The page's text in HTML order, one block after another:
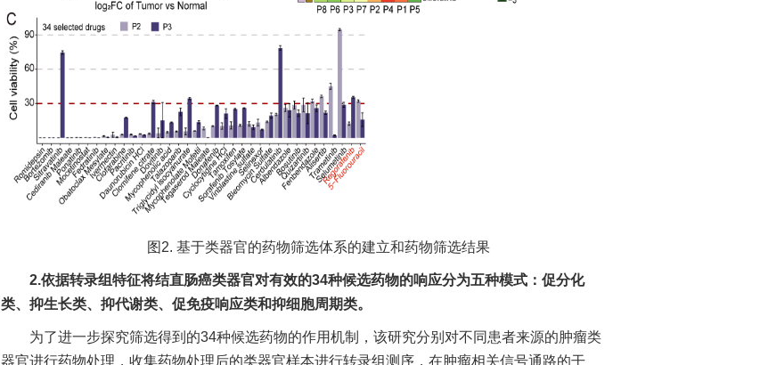
图2. 基于类器官的药物筛选体系的建立和药物筛选结果
2.依据转录组特征将结直肠癌类器官对有效的34种候选药物的响应分为五种模式：促分化
类、抑生长类、抑代谢类、促免疫响应类和抑细胞周期类。
为了进一步探究筛选得到的34种候选药物的作用机制，该研究分别对不同患者来源的肿瘤类
器官进行药物处理，收集药物处理后的类器官样本进行转录组测序，在肿瘤相关信号通路的干